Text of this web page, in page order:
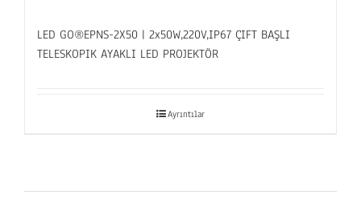
LED GO®EPNS-2X50 | 2x50W,220V,IP67 ÇIFT BAŞLI
TELESKOPIK AYAKLI LED PROJEKTÖR
Ayrıntılar